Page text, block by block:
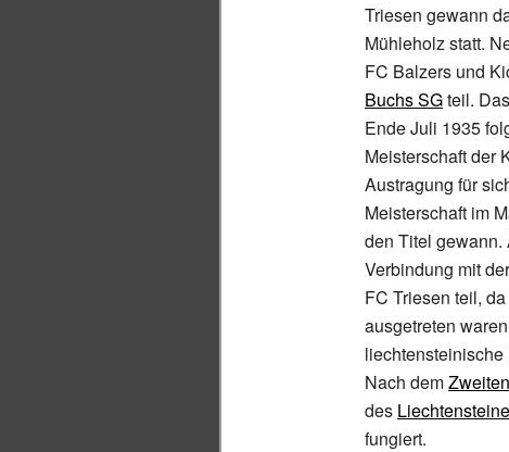
Triesen gewann
Mühleholz statt.
FC Balzers und
Buchs SGteil.
Ende Juli 1935
Meisterschaft der
Austragung für
Meisterschaft im
den Titel gewann.
Verbindung mit
FC Triesen teil,
ausgetreten
liechtensteinische
Nach dem
des
fungiert.